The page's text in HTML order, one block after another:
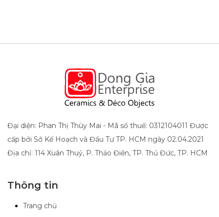
Đại diện: Phan Thị Thùy Mai - Mã số thuế: 0312104011 Được
cấp bởi Sở Kế Hoạch và Đầu Tư TP. HCM ngày 02.04.2021
Địa chỉ: 114 Xuân Thuỷ, P. Thảo Điền, TP. Thủ Đức, TP. HCM
Thông tin
Trang chủ